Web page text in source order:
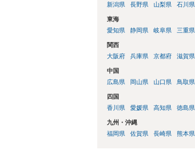
新潟県
長野県 山梨県 石川県
東海
愛知県
静岡県 岐阜県 三重県
関西
大阪府
兵庫県 京都府 滋賀県
中国
広島県
岡山県 山口県 鳥取県
四国
香川県
愛媛県 高知県 徳島県
九州・沖縄
福岡県
佐賀県 長崎県 熊本県